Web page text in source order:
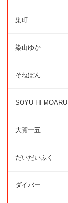
染町
染山ゆか
そねぽん
SOYU HI MOARU
大賀一五
だいだいふく
ダイバー